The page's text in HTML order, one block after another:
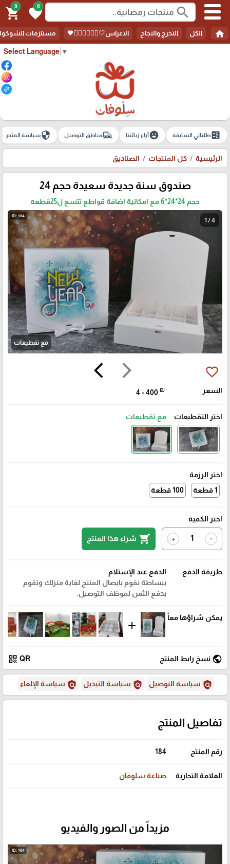
Select Language ▼
search
0
favorite
0
shopping_cart
home الكل التخرج والنجاح الاعراس🤍🤵🏻‍♀️👰🏻‍♀️🖤 مستلزمات
ballotطلباتي السابقة emoji_emotionsآراء زبائننا commuteمناطق التوصيل securityسياسة المتجر
الرئيسية كل المنتجات الصناديق
صندوق سنة جديدة سعيدة حجم 24
حجم 24*24*6 مع امكانية اضافة قواطع تتسع ل25قطعه
1 / 4
مع تقطيعات
arrow_forward_ios
arrow_back_ios favorite_border
السعر 4 - 400 ₪
اختر التقطيعات مع تقطيعات
اختر الرزمة
1 قطعة
100 قطعة
اختر الكمية
-
+
shopping_cart شراء هذا المنتج
طريقة الدفع
الدفع عند الإستلام
ببساطة نقوم بايصال المنتج لغاية منزلك وتقوم
بدفع الثمن لموظف التوصيل.
يمكن شراؤها معاً
add
public نسخ رابط المنتج QR
qr_code
policy سياسة التوصيل policy سياسة التبديل policy سياسة الإلغاء
تفاصيل المنتج
رقم المنتج 184
العلامة التجارية صناعة سلوفان
مزيداً من الصور والفيديو